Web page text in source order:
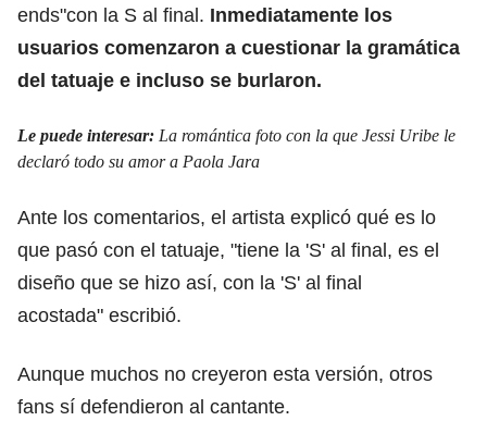
ends"con la S al final. Inmediatamente los
usuarios comenzaron a cuestionar la gramática
del tatuaje e incluso se burlaron.
Le puede interesar: La romántica foto con la que Jessi Uribe le
declaró todo su amor a Paola Jara
Ante los comentarios, el artista explicó qué es lo
que pasó con el tatuaje, "tiene la 'S' al final, es el
diseño que se hizo así, con la 'S' al final
acostada" escribió.
Aunque muchos no creyeron esta versión, otros
fans sí defendieron al cantante.